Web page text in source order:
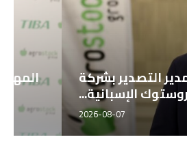
، مدير التصدير بشركة
أجروستوك الإسبانية...
2026-08-07